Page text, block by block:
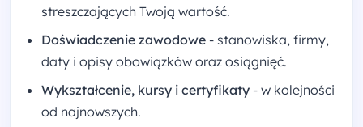
streszczających Twoją wartość.
Doświadczenie zawodowe - stanowiska, firmy,
daty i opisy obowiązków oraz osiągnięć.
Wykształcenie, kursy i certyfikaty - w kolejności
od najnowszych.